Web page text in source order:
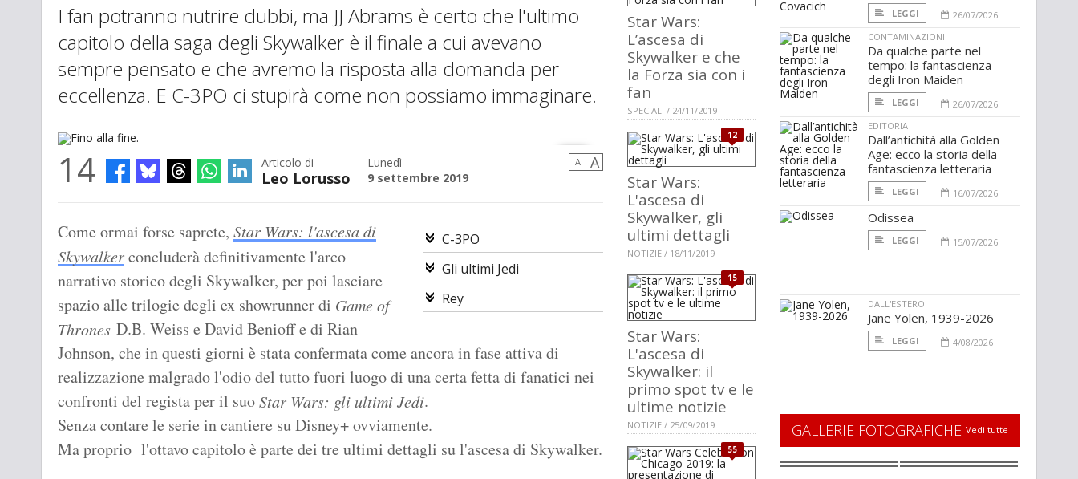
I fan potranno nutrire dubbi, ma JJ Abrams è certo che l'ultimo
capitolo della saga degli Skywalker è il finale a cui avevano
sempre pensato e che avremo la risposta alla domanda per
eccellenza. E C-3PO ci stupirà come non possiamo immaginare.
14 Articolo di
Leo Lorusso
Lunedì
9 settembre 2019
A A
C-3PO
Gli ultimi Jedi
Rey
Come ormai forse saprete, Star Wars: l'ascesa di
Skywalkerconcluderà definitivamente l'arco
narrativo storico degli Skywalker, per poi lasciare
spazio alle trilogie degli ex showrunner di Game of
Thrones D.B. Weiss e David Benioff e di Rian
Johnson, che in questi giorni è stata confermata come ancora in fase attiva di
realizzazione malgrado l'odio del tutto fuori luogo di una certa fetta di fanatici nei
confronti del regista per il suoStar Wars: gli ultimi Jedi.
Senza contare le serie in cantiere su Disney+ ovviamente.
Ma proprio l'ottavo capitolo è parte dei tre ultimi dettagli su l'ascesa di Skywalker.
Star Wars:
L’ascesa di
Skywalker e che
la Forza sia con i
fan
SPECIALI / 24/11/2019
12
Star Wars:
L'ascesa di
Skywalker, gli
ultimi dettagli
NOTIZIE / 18/11/2019
15
Star Wars:
L'ascesa di
Skywalker: il
primo spot tv e le
ultime notizie
NOTIZIE / 25/09/2019
55
LEGGI
26/07/2026
CONTAMINAZIONI
Da qualche parte nel
tempo: la fantascienza
degli Iron Maiden
LEGGI
26/07/2026
EDITORIA
Dall’antichità alla Golden
Age: ecco la storia della
fantascienza letteraria
LEGGI 16/07/2026
Odissea
LEGGI 15/07/2026
DALL'ESTERO
Jane Yolen, 1939-2026
LEGGI 4/08/2026
GALLERIE FOTOGRAFICHE Vedi tutte